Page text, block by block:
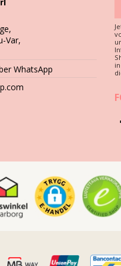
dieser einige Jahre
wie Beton, Steine (z. B.
abzuraten. Sie können die
Var,
WhatsApp